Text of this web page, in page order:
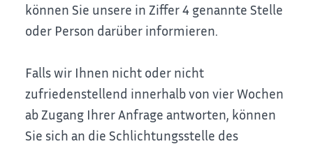
können Sie unsere in Ziffer 4 genannte Stelle
oder Person darüber informieren.
Falls wir Ihnen nicht oder nicht
zufriedenstellend innerhalb von vier Wochen
ab Zugang Ihrer Anfrage antworten, können
Sie sich an die Schlichtungsstelle des